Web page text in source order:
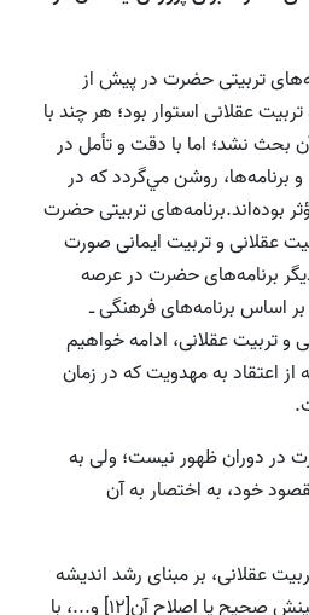
تربيتى حضرت در پیش از
عقلانى استوار بود؛ هر چند با
بحث نشد؛ اما با دقت و تأمل در
و برنامه‌ها، روشن مي‌گردد كه در
بوده‌اند.برنامه‌هاى تربيتى حضرت
عقلانى و تربيت ايمانى صورت
برنامه‌هاى حضرت در عرصه
اساس برنامه‌هاى فرهنگى ـ
و تربيت عقلانى، ادامه خواهيم
از اعتقاد به مهدويت كه در زمان
در دوران ظهور نيست؛ ولى به
خود، به اختصار به آن
عقلانى، بر مبناى رشد انديشه
و تفكر، ايجاد معرفت و بينش صحيح يا اصلاح آن[12] و...، با